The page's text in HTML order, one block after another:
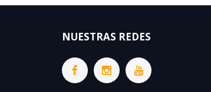
NUESTRAS REDES